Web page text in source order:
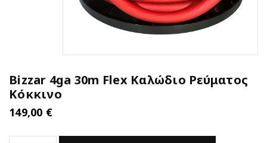
Bizzar 4ga 30m Flex Καλώδιο Ρεύματος
Κόκκινο
149,00 €